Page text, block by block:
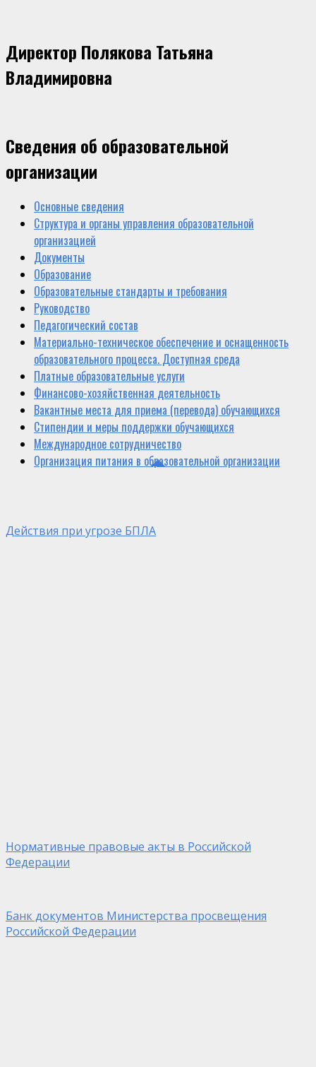
Директор Полякова Татьяна
Владимировна
Сведения об образовательной
организации
Основные сведения
Структура и органы управления образовательной
организацией
Документы
Образование
Образовательные стандарты и требования
Руководство
Педагогический состав
Материально-техническое обеспечение и оснащенность
образовательного процесса. Доступная среда
Платные образовательные услуги
Финансово-хозяйственная деятельность
Вакантные места для приема (перевода) обучающихся
Стипендии и меры поддержки обучающихся
Международное сотрудничество
Организация питания в образовательной организации
Действия при угрозе БПЛА
Нормативные правовые акты в Российской
Федерации
Банк документов Министерства просвещения
Российской Федерации